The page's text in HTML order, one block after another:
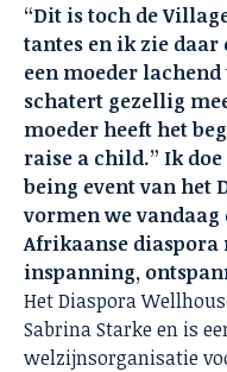
“Dit is toch de
tantes en ik zie daar
een moeder
schatert gezellig
moeder heeft het
raise a child.” Ik
being event van het
vormen we
Afrikaanse diaspora
inspanning,
Het Diaspora
Sabrina Starke en is
welzijnsorganisatie